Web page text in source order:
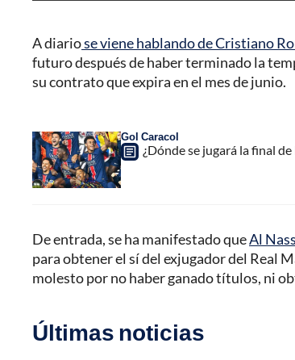
A diariose viene hablando de Cristiano
futuro después de haber terminado la
su contrato que expira en el mes de junio.
Gol Caracol
¿Dónde se jugará la final
De entrada, se ha manifestado queAl
para obtener el sí del exjugador del Real
molesto por no haber ganado títulos, ni
Últimas noticias